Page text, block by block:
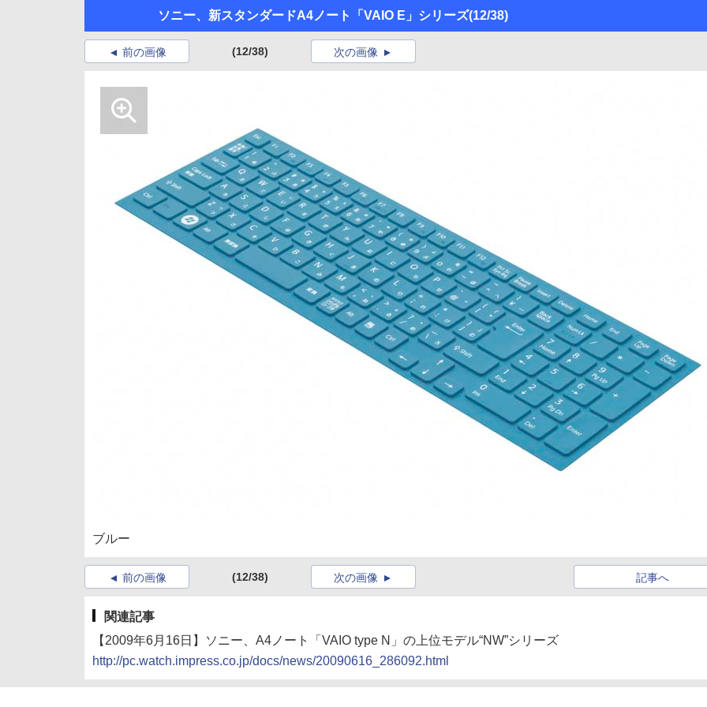
ソニー、新スタンダードA4ノート「VAIO E」シリーズ(12/38)
前の画像 (12/38) 次の画像
ブルー
前の画像 (12/38) 記事へ
次の画像
関連記事
【2009年6月16日】ソニー、A4ノート「VAIO type N」の上位モデル“NW”シリーズ
http://pc.watch.impress.co.jp/docs/news/20090616_286092.html